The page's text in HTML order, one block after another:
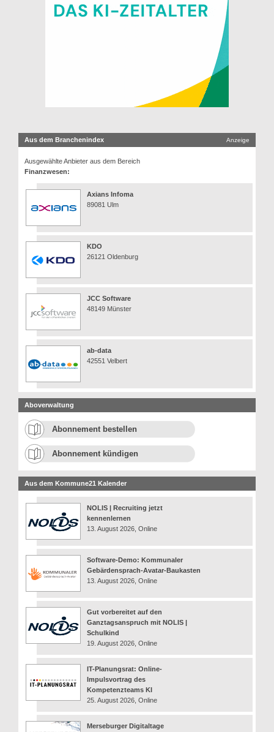
Aus dem Branchenindex Anzeige
Ausgewählte Anbieter aus dem Bereich
Finanzwesen:
Axians Infoma
89081 Ulm
KDO
26121 Oldenburg
JCC Software
48149 Münster
ab-data
42551 Velbert
Aboverwaltung
Abonnement bestellen
Abonnement kündigen
Aus dem Kommune21 Kalender
NOLIS | Recruiting jetzt
kennenlernen
13. August 2026, Online
Software-Demo: Kommunaler
Gebärdensprach-Avatar-Baukasten
13. August 2026, Online
Gut vorbereitet auf den
Ganztagsanspruch mit NOLIS |
Schulkind
19. August 2026, Online
IT-Planungsrat: Online-
Impulsvortrag des
Kompetenzteams KI
25. August 2026, Online
Merseburger Digitaltage